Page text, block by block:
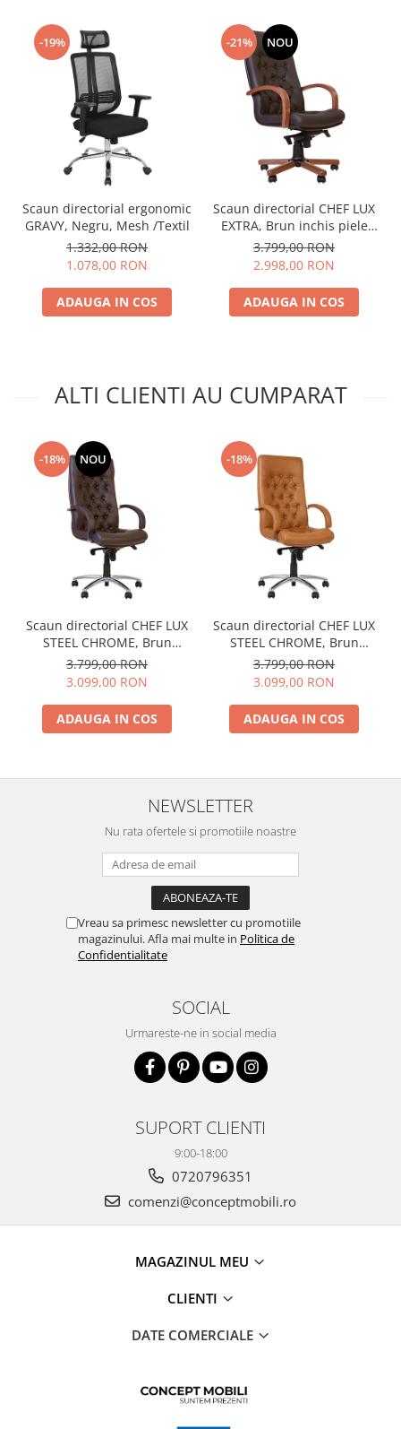
-19%
Scaun directorial ergonomic
GRAVY, Negru, Mesh /Textil
1.332,00 RON
1.078,00 RON
ADAUGA IN COS
-21% NOU
Scaun directorial CHEF LUX
EXTRA, Brun inchis piele
naturala
3.799,00 RON
2.998,00 RON
ADAUGA IN COS
ALTI CLIENTI AU CUMPARAT
-18% NOU
Scaun directorial CHEF LUX
STEEL CHROME, Brun
inchis, piele naturala
3.799,00 RON
3.099,00 RON
ADAUGA IN COS
-18%
Scaun directorial CHEF LUX
STEEL CHROME, Brun
deschis, piele naturala
3.799,00 RON
3.099,00 RON
ADAUGA IN COS
NEWSLETTER
Nu rata ofertele si promotiile noastre
Vreau sa primesc newsletter cu promotiile
magazinului. Afla mai multe in Politica de
Confidentialitate
SOCIAL
Urmareste-ne in social media
SUPORT CLIENTI
9:00-18:00
0720796351
comenzi@conceptmobili.ro
MAGAZINUL MEU
CLIENTI
DATE COMERCIALE